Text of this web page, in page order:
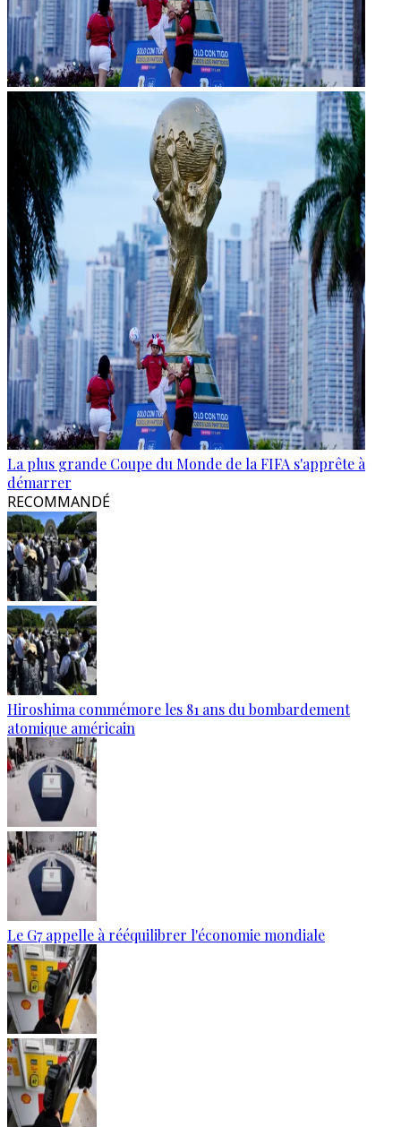
La plus grande Coupe du Monde de la FIFA s'apprête à
démarrer
RECOMMANDÉ
Hiroshima commémore les 81 ans du bombardement
atomique américain
Le G7 appelle à rééquilibrer l'économie mondiale